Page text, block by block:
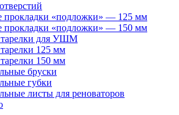
прокладки «подложки» — 125 мм
прокладки «подложки» — 150 мм
для УШМ
125 мм
150 мм
бруски
губки
листы для реноваторов